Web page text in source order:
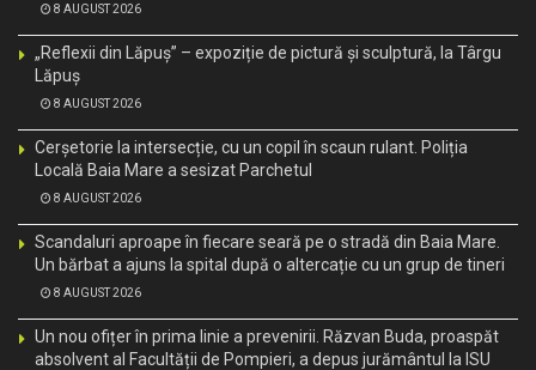
8 AUGUST 2026
„Reflexii din Lăpuș” – expoziție de pictură și sculptură, la Târgu
Lăpuș
8 AUGUST 2026
Cerșetorie la intersecție, cu un copil în scaun rulant. Poliția
Locală Baia Mare a sesizat Parchetul
8 AUGUST 2026
Scandaluri aproape în fiecare seară pe o stradă din Baia Mare.
Un bărbat a ajuns la spital după o altercație cu un grup de tineri
8 AUGUST 2026
Un nou ofițer în prima linie a prevenirii. Răzvan Buda, proaspăt
absolvent al Facultății de Pompieri, a depus jurământul la ISU